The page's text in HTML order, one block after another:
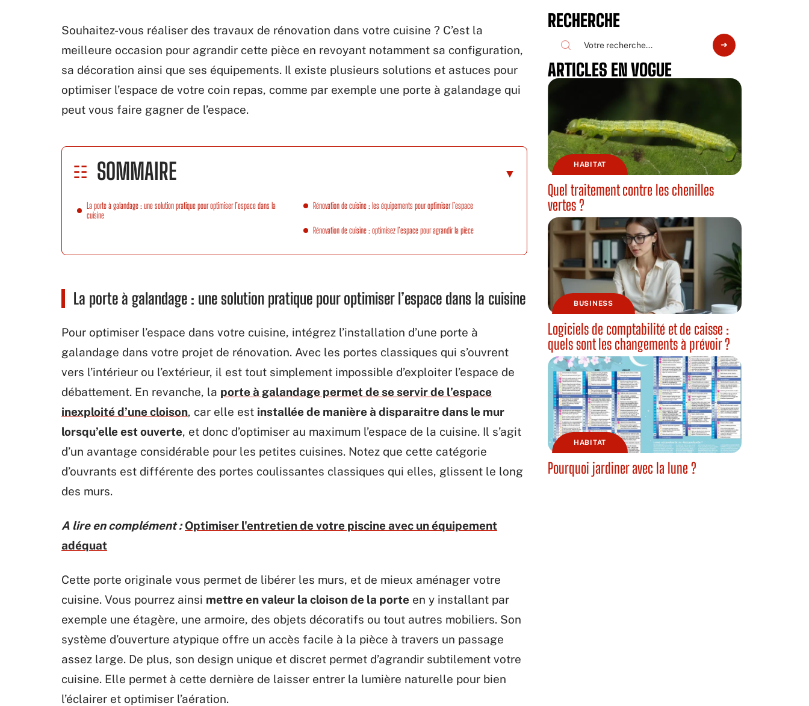
Souhaitez-vous réaliser des travaux de rénovation dans votre cuisine ? C’est la
meilleure occasion pour agrandir cette pièce en revoyant notamment sa configuration,
sa décoration ainsi que ses équipements. Il existe plusieurs solutions et astuces pour
optimiser l’espace de votre coin repas, comme par exemple une porte à galandage qui
peut vous faire gagner de l’espace.
SOMMAIRE
La porte à galandage : une solution pratique pour optimiser l’espace dans la
cuisine
Rénovation de cuisine : les équipements pour optimiser l’espace
Rénovation de cuisine : optimisez l’espace pour agrandir la pièce
La porte à galandage : une solution pratique pour optimiser l’espace dans la cuisine
Pour optimiser l’espace dans votre cuisine, intégrez l’installation d’une porte à
galandage dans votre projet de rénovation. Avec les portes classiques qui s’ouvrent
vers l’intérieur ou l’extérieur, il est tout simplement impossible d’exploiter l’espace de
débattement. En revanche, la porte à galandage permet de se servir de l’espace
inexploité d’une cloison, car elle est installée de manière à disparaitre dans le mur
lorsqu’elle est ouverte, et donc d’optimiser au maximum l’espace de la cuisine. Il s’agit
d’un avantage considérable pour les petites cuisines. Notez que cette catégorie
d’ouvrants est différente des portes coulissantes classiques qui elles, glissent le long
des murs.
A lire en complément : Optimiser l'entretien de votre piscine avec un équipement
adéquat
Cette porte originale vous permet de libérer les murs, et de mieux aménager votre
cuisine. Vous pourrez ainsi mettre en valeur la cloison de la porte en y installant par
exemple une étagère, une armoire, des objets décoratifs ou tout autres mobiliers. Son
système d’ouverture atypique offre un accès facile à la pièce à travers un passage
assez large. De plus, son design unique et discret permet d’agrandir subtilement votre
cuisine. Elle permet à cette dernière de laisser entrer la lumière naturelle pour bien
l’éclairer et optimiser l’aération.
RECHERCHE
ARTICLES EN VOGUE
HABITAT
Quel traitement contre les chenilles
vertes ?
BUSINESS
Logiciels de comptabilité et de caisse :
quels sont les changements à prévoir ?
HABITAT
Pourquoi jardiner avec la lune ?